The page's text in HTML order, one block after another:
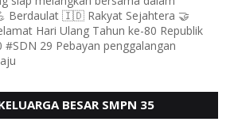
Berdaulat 🇮🇩 Rakyat Sejahtera 🤝
Hari Ulang Tahun ke-80 Republik
#SDN 29 Pebayan penggalangan
BESAR SMPN 35